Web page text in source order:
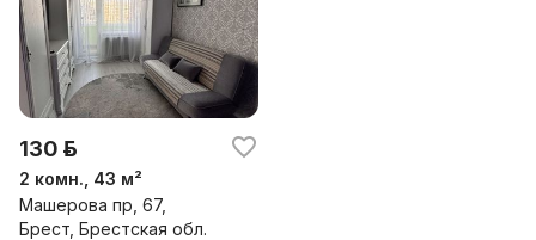
130 р.
2 комн., 43 м²
Машерова пр, 67,
Брест, Брестская обл.